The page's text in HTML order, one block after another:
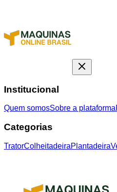
Institucional
Quem somosSobre a plataforma
Categorias
TratorColheitadeiraPlantadeira